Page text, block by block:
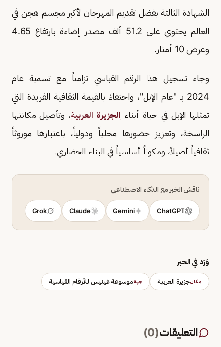
الشهادة الثالثة بفضل تقديم المهرجان لأكبر مجسم هجن في
العالم يحتوي على 51.2 ألف مصدر إضاءة بارتفاع 4.65
وعرض 10 أمتار.
وجاء تسجيل هذا الرقم القياسي تزامناً مع تسمية عام
2024 بـ "عام الإبل"، واحتفاءً بالقيمة الثقافية الفريدة التي
تمثلها الإبل في حياة أبناء الجزيرة العربية، وتأصيل مكانتها
الراسخة، وتعزيز حضورها محلياً ودولياً، باعتبارها موروثاً
ثقافياً أصيلاً، ومكوناً أساسياً في البناء الحضاري.
ناقش الخبر مع الذكاء الاصطناعي
ChatGPT
Gemini
Claude
Grok
وَرَد في الخبر
مكانجزيرة العربية جهةموسوعة غينيس للأرقام القياسية
التعليقات(
0
)